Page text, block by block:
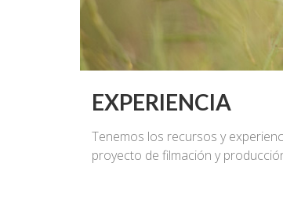
EXPERIENCIA
Tenemos los recursos y
proyecto de filmación y